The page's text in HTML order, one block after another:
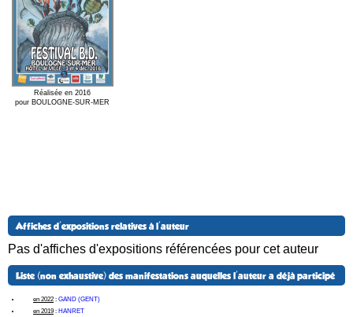
Réalisée en 2016
pour BOULOGNE-SUR-MER
Affiches d'expositions relatives à l'auteur
Pas d'affiches d'expositions référencées pour cet auteur
Liste (non exhaustive) des manifestations auquelles l'auteur a déjà participé
en 2022 : GAND (GENT)
en 2019 : HANRET